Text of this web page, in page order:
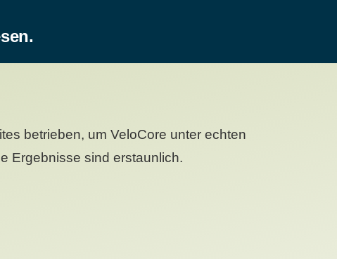
betrieben, um VeloCore unter echten
Ergebnisse sind erstaunlich.